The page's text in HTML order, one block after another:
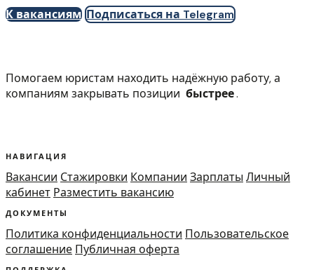
К вакансиям Подписаться на Telegram
Помогаем юристам находить надёжную работу, а
компаниям закрывать позиции быстрее.
НАВИГАЦИЯ
Вакансии Стажировки Компании Зарплаты Личный
кабинет Разместить вакансию
ДОКУМЕНТЫ
Политика конфиденциальности Пользовательское
соглашение Публичная оферта